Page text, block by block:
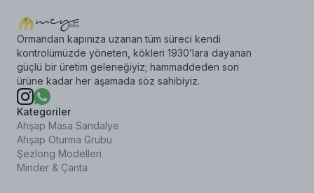
Ormandan kapınıza uzanan tüm süreci kendi
kontrolümüzde yöneten, kökleri 1930’lara dayanan
güçlü bir üretim geleneğiyiz; hammaddeden son
ürüne kadar her aşamada söz sahibiyiz.
Kategoriler
Ahşap Masa Sandalye
Ahşap Oturma Grubu
Şezlong Modelleri
Minder & Çanta